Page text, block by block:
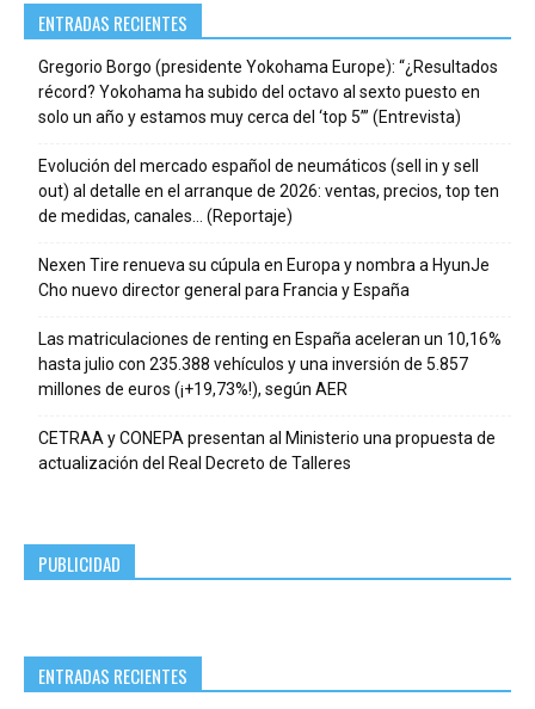
ENTRADAS RECIENTES
Gregorio Borgo (presidente Yokohama Europe): “¿Resultados
récord? Yokohama ha subido del octavo al sexto puesto en
solo un año y estamos muy cerca del ‘top 5’” (Entrevista)
Evolución del mercado español de neumáticos (sell in y sell
out) al detalle en el arranque de 2026: ventas, precios, top ten
de medidas, canales… (Reportaje)
Nexen Tire renueva su cúpula en Europa y nombra a HyunJe
Cho nuevo director general para Francia y España
Las matriculaciones de renting en España aceleran un 10,16%
hasta julio con 235.388 vehículos y una inversión de 5.857
millones de euros (¡+19,73%!), según AER
CETRAA y CONEPA presentan al Ministerio una propuesta de
actualización del Real Decreto de Talleres
PUBLICIDAD
ENTRADAS RECIENTES